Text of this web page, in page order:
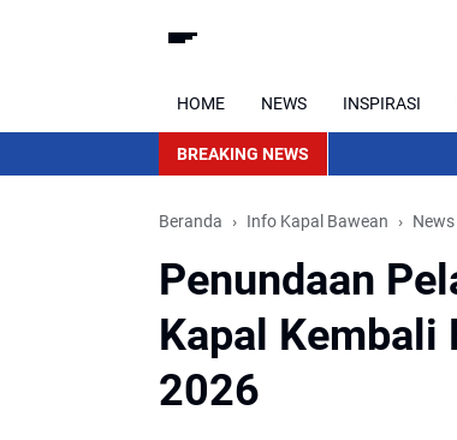
HOME NEWS INSPIRASI
BREAKING NEWS
Beranda Info Kapal Bawean News
Penundaan
Kapal Kembali
2026